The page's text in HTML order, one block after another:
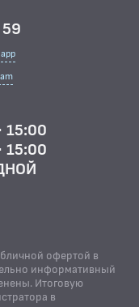
15:00
15:00
офертой в
информативный
Итоговую
в